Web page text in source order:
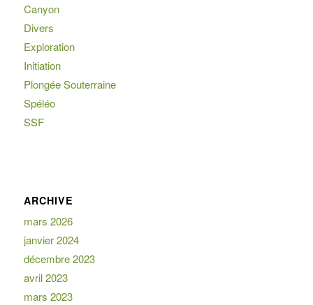
Canyon
Divers
Exploration
Initiation
Plongée Souterraine
Spéléo
SSF
ARCHIVE
mars 2026
janvier 2024
décembre 2023
avril 2023
mars 2023